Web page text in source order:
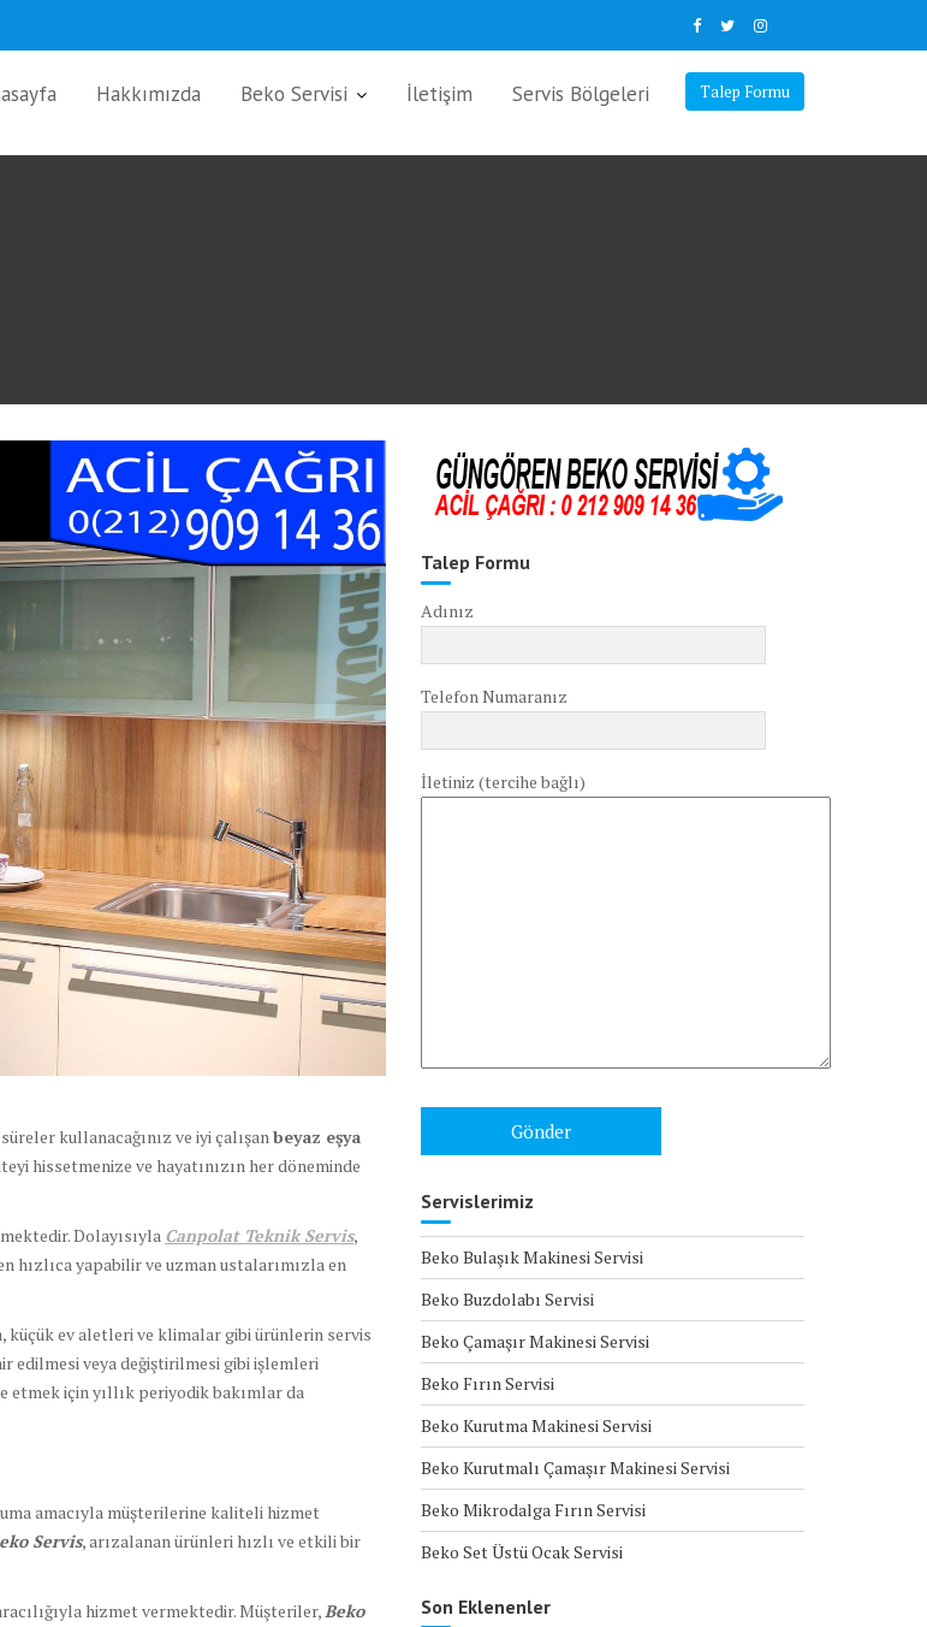
Talep Formu
Hakkımızda Beko Servisi İletişim Servis Bölgeleri
kullanacağınız ve iyi çalışanbeyaz eşya
hissetmenize ve hayatınızın her döneminde
Dolayısıyla Canpolat Teknik Servis,
hızlıca yapabilir ve uzman ustalarımızla en
küçük ev aletleri ve klimalar gibi ürünlerin servis
edilmesi veya değiştirilmesi gibi işlemleri
etmek için yıllık periyodik bakımlar da
amacıyla müşterilerine kaliteli hizmet
Servis, arızalanan ürünleri hızlı ve etkili bir
hizmet vermektedir. Müşteriler,Beko
Talep Formu
Adınız
Telefon Numaranız
İletiniz (tercihe bağlı)
Servislerimiz
Beko Bulaşık Makinesi Servisi
Beko Buzdolabı Servisi
Beko Çamaşır Makinesi Servisi
Beko Fırın Servisi
Beko Kurutma Makinesi Servisi
Beko Kurutmalı Çamaşır Makinesi Servisi
Beko Mikrodalga Fırın Servisi
Beko Set Üstü Ocak Servisi
Son Eklenenler